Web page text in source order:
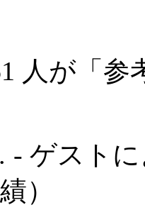
人が「参
- ゲスト
）